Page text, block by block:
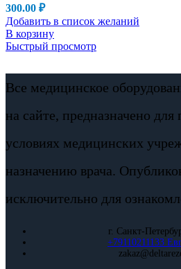
300.00 ₽
Добавить в список желаний
В корзину
Быстрый просмотр
Все медицинское
на сайте, предназначено
условиях медицинских
назначению врача.
исключительно для
г. Санкт-
+79110211133